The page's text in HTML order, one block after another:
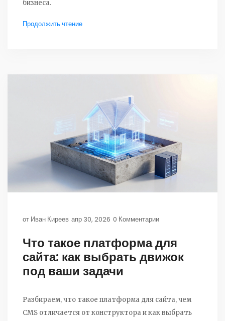
бизнеса.
Продолжить чтение
от Иван Киреев апр 30, 2026 0 Комментарии
Что такое платформа для
сайта: как выбрать движок
под ваши задачи
Разбираем, что такое платформа для сайта, чем
CMS отличается от конструктора и как выбрать